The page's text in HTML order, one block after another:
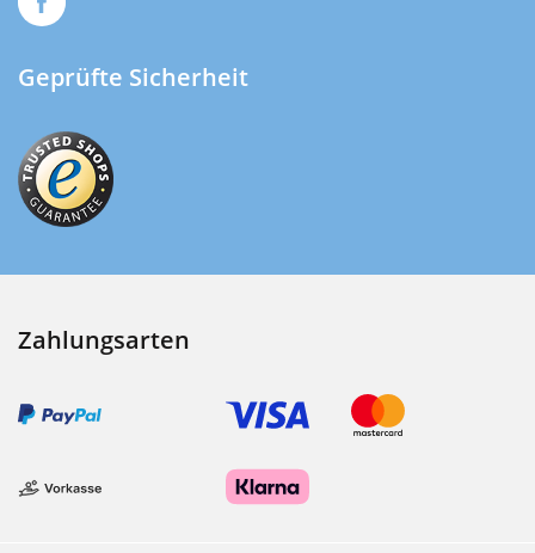
Geprüfte Sicherheit
Zahlungsarten